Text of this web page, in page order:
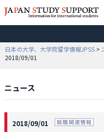
日本の大学、大学院留学情報JPSS >
2018/09/01
ニュース
2018/09/01